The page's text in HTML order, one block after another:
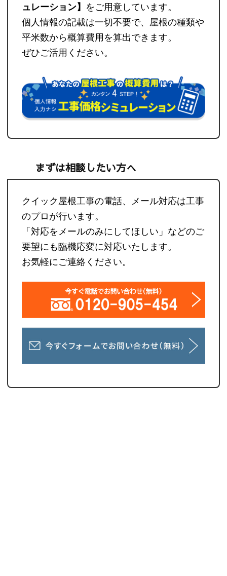
ュレーション】 をご用意しています。
個人情報の記載は一切不要で、屋根の種類や
平米数から概算費用を算出できます。
ぜひご活用ください。
まずは相談したい方へ
クイック屋根工事の電話、メール対応は工事
のプロが行います。
「対応をメールのみにしてほしい」などのご
要望にも臨機応変に対応いたします。
お気軽にご連絡ください。